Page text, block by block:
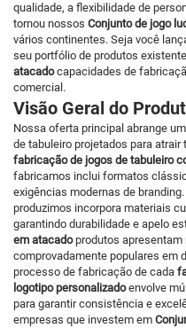
qualidade, a flexibilidade de
tornou nossos Conjunto de jogo
vários continentes. Seja você
seu portfólio de produtos
atacadocapacidades de
comercial.
Visão Geral do
Nossa oferta principal abrange
de tabuleiro projetados para
fabricação de jogos de tabuleiro
fabricamos inclui formatos
exigências modernas de branding.
produzimos incorpora materiais
garantindo durabilidade e apelo
em atacado produtos
comprovadamente populares em
processo de fabricação de cada
logotipo personalizadoenvolve
para garantir consistência e
empresas que investem em